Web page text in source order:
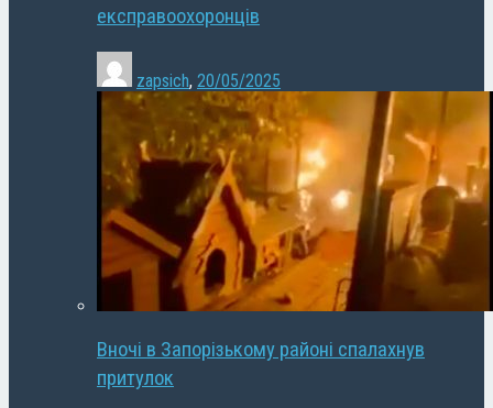
експравоохоронців
zapsich, 20/05/2025
Вночі в Запорізькому районі спалахнув
притулок